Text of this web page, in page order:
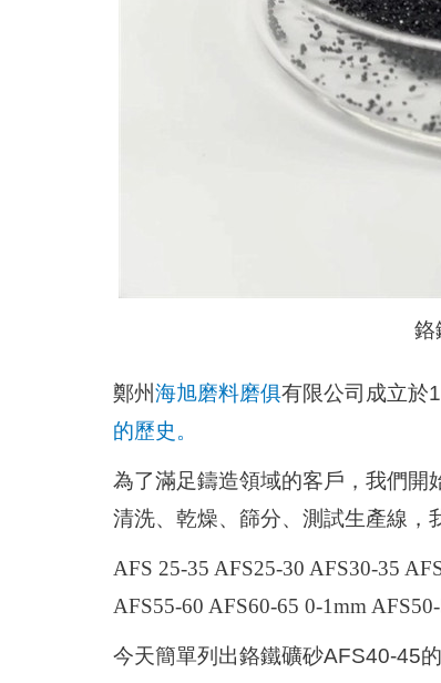
鉻
鄭州海旭磨料磨俱有限公司成立於
的歷史。
為了滿足鑄造領域的客戶，我們開
清洗、乾燥、篩分、測試生產線，
AFS 25-35 AFS25-30 AFS30-35
AFS55-60 AFS60-65 0-1mm
今天簡單列出鉻鐵礦砂AFS40-45